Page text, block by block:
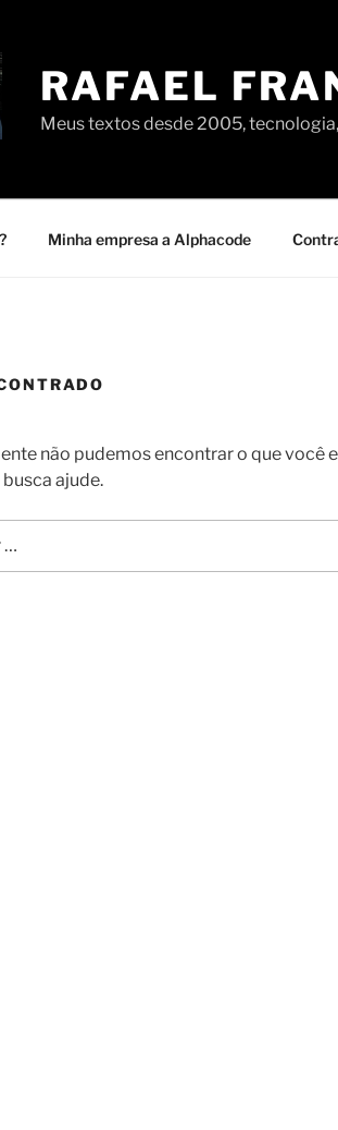
RAFAEL
Meus textos desde 2005,
Minha empresa a Alphacode
não pudemos encontrar o que você
ajude.